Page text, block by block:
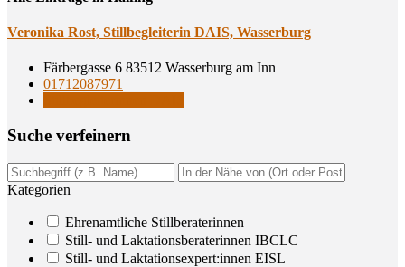
Vero­ni­ka Rost, Still­be­glei­te­rin DAIS, Wasserburg
Färbergasse 6 83512 Wasserburg am Inn
01712087971
Suche ver­fei­nern
Kategorien
Ehrenamtliche Stillberaterinnen
Still- und Laktationsberaterinnen IBCLC
Still- und Laktationsexpert:innen EISL